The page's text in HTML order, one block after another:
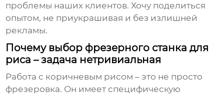
проблемы наших клиентов. Хочу поделиться
опытом, не приукрашивая и без излишней
рекламы.
Почему выбор фрезерного станка для
риса – задача нетривиальная
Работа с коричневым рисом – это не просто
фрезеровка. Он имеет специфическую